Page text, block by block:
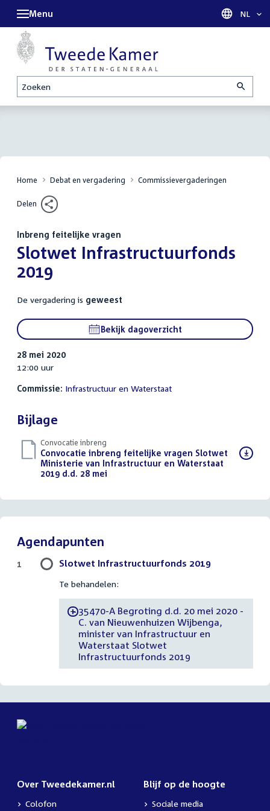
Zoeken
Menu Taal
NL
Home Debat en vergadering Commissievergaderingen
Delen
Inbreng feitelijke vragen
:Slotwet Infrastructuurfonds
2019
De vergadering is geweest
Bekijk dagoverzicht
28 mei 2020
12:00 uur
Commissie: Infrastructuur en Waterstaat
Bijlage
Convocatie inbreng
Download
bestand:
Convocatie inbreng feitelijke vragen Slotwet
Ministerie van Infrastructuur en Waterstaat
2019 d.d. 28 mei
Agendapunten
Slotwet Infrastructuurfonds 2019
Te behandelen:
-35470-A Begroting d.d. 20 mei 2020 -
C. van Nieuwenhuizen Wijbenga,
minister van Infrastructuur en
Waterstaat Slotwet
Infrastructuurfonds 2019
1
Over Tweedekamer.nl
Colofon
Blijf op de hoogte
Sociale media